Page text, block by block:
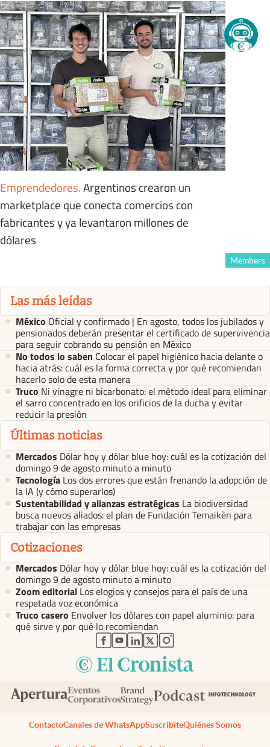
Emprendedores.Argentinos crearon un
marketplace que conecta comercios con
fabricantes y ya levantaron millones de
dólares
Members
Las más leídas
México Oficial y confirmado | En agosto, todos los jubilados y
pensionados deberán presentar el certificado de supervivencia
para seguir cobrando su pensión en México
No todos lo saben Colocar el papel higiénico hacia delante o
hacia atrás: cuál es la forma correcta y por qué recomiendan
hacerlo solo de esta manera
Truco Ni vinagre ni bicarbonato: el método ideal para eliminar
el sarro concentrado en los orificios de la ducha y evitar
reducir la presión
Últimas noticias
Mercados Dólar hoy y dólar blue hoy: cuál es la cotización del
domingo 9 de agosto minuto a minuto
Tecnología Los dos errores que están frenando la adopción de
la IA (y cómo superarlos)
Sustentabilidad y alianzas estratégicas La biodiversidad
busca nuevos aliados: el plan de Fundación Temaikèn para
trabajar con las empresas
Cotizaciones
Mercados Dólar hoy y dólar blue hoy: cuál es la cotización del
domingo 9 de agosto minuto a minuto
Zoom editorial Los elogios y consejos para el país de una
respetada voz económica
Truco casero Envolver los dólares con papel aluminio: para
qué sirve y por qué lo recomiendan
abre en nueva pestaña
abre en nueva pestaña
abre en nueva pestaña
abre en nueva pestaña
abre en nueva pestaña
ContactoCanales de WhatsAppSuscribiteQuiénes Somos